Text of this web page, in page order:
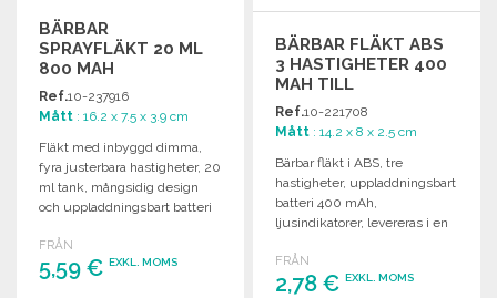
BÄRBAR
SPRAYFLÄKT 20 ML
800 MAH
Ref.10-237916
Mått : 16.2 x 7.5 x 3.9 cm
Fläkt med inbyggd dimma,
fyra justerbara hastigheter, 20
ml tank, mångsidig design
och uppladdningsbart batteri
FRÅN
5,59 € EXKL. MOMS
BÄRBAR FLÄKT ABS
3 HASTIGHETER 400
MAH TILL
GROSSISTPRIS
Ref.10-221708
Mått : 14.2 x 8 x 2.5 cm
Bärbar fläkt i ABS, tre
hastigheter, uppladdningsbart
batteri 400 mAh,
ljusindikatorer, levereras i en
FRÅN
2,78 €EXKL. MOMS